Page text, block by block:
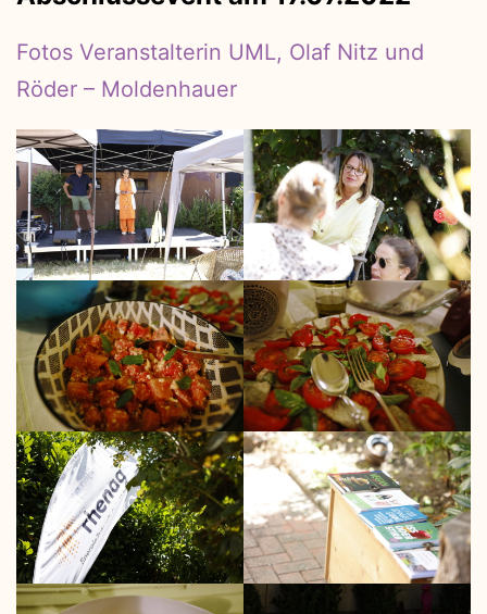
Fotos Veranstalterin UML, Olaf Nitz und
Röder – Moldenhauer